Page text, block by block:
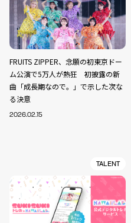
FRUITS ZIPPER、念願の初東京ドー
ム公演で5万人が熱狂 初披露の新
曲「成長期なので。」で示した次な
る決意
2026.02.15
TALENT